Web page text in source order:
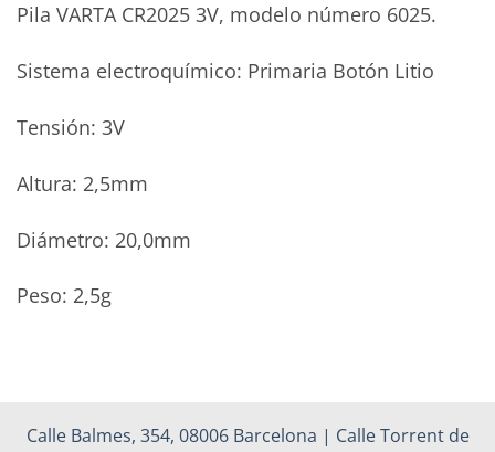
Pila VARTA CR2025 3V, modelo número 6025.
Sistema electroquímico: Primaria Botón Litio
Tensión: 3V
Altura: 2,5mm
Diámetro: 20,0mm
Peso: 2,5g
Calle Balmes, 354, 08006 Barcelona | Calle Torrent de